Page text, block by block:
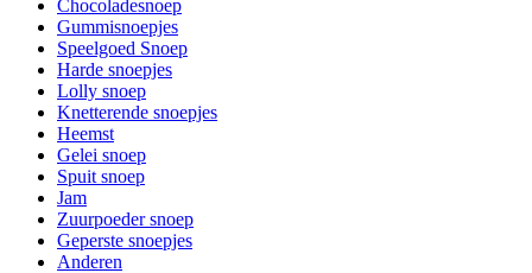
Chocoladesnoep
Gummisnoepjes
Speelgoed Snoep
Harde snoepjes
Lolly snoep
Knetterende snoepjes
Heemst
Gelei snoep
Spuit snoep
Jam
Zuurpoeder snoep
Geperste snoepjes
Anderen